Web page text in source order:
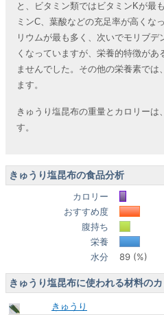
と、ビタミン類ではビタミンKが最
ミンC、葉酸などの充足率が高くな
リウムが最も多く、次いでモリブ
くなっていますが、栄養的特徴があ
ませんでした。その他の栄養素で
ます。
きゅうり塩昆布の重量とカロリーは
す。
きゅうり塩昆布の食品分析
カロリー
おすすめ度
腹持ち
栄養
水分
89 (%)
きゅうり塩昆布に使われる材料の
きゅうり